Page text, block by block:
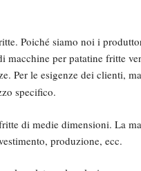
Poiché siamo noi i
per patatine fritte
Per le esigenze dei clienti,
specifico.
di medie dimensioni. La
produzione, ecc.